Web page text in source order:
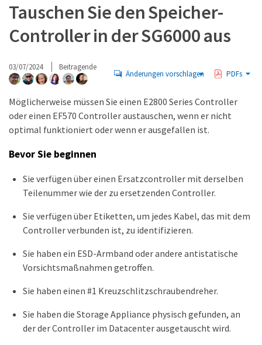
Tauschen Sie den Speicher-
Controller in der SG6000 aus
03/07/2024 Beitragende
Änderungen vorschlagen PDFs
Möglicherweise müssen Sie einen E2800 Series Controller
oder einen EF570 Controller austauschen, wenn er nicht
optimal funktioniert oder wenn er ausgefallen ist.
Bevor Sie beginnen
Sie verfügen über einen Ersatzcontroller mit derselben
Teilenummer wie der zu ersetzenden Controller.
Sie verfügen über Etiketten, um jedes Kabel, das mit dem
Controller verbunden ist, zu identifizieren.
Sie haben ein ESD-Armband oder andere antistatische
Vorsichtsmaßnahmen getroffen.
Sie haben einen #1 Kreuzschlitzschraubendreher.
Sie haben die Storage Appliance physisch gefunden, an
der der Controller im Datacenter ausgetauscht wird.